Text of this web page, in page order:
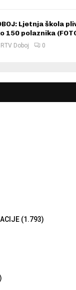
Ljetnja škola
150 polaznika
RTV Doboj 0
(1.793)